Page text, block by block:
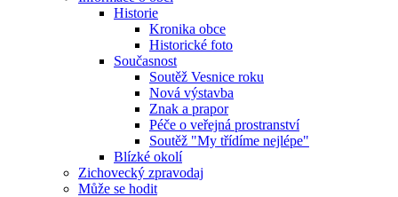
Historie
Kronika obce
Historické foto
Současnost
Soutěž Vesnice roku
Nová výstavba
Znak a prapor
Péče o veřejná prostranství
Soutěž "My třídíme nejlépe"
Blízké okolí
Zichovecký zpravodaj
Může se hodit